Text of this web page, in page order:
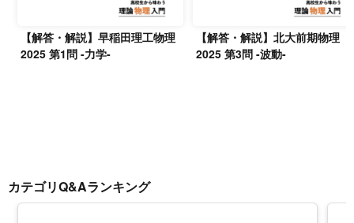
【解答・解説】早稲田理工物理
2025 第1問 -力学-
【解答・解説】北大前期物理
2025 第3問 -波動-
カテゴリQ&Aランキング